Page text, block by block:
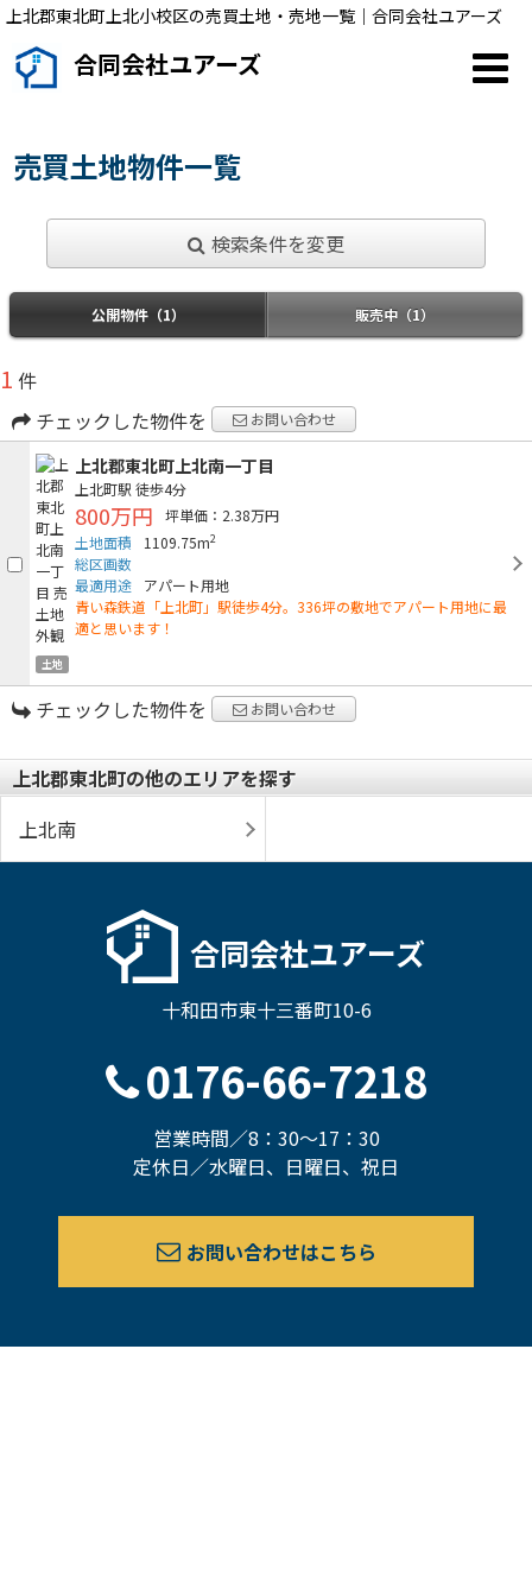
上北郡東北町上北小校区の売買土地・売地一覧｜合同会社ユアーズ
合同会社ユアーズ
売買土地物件一覧
検索条件を変更
公開物件（1） 販売中（1）
1 件
チェックした物件を
お問い合わせ
土地
上北郡東北町上北南一丁目
上北町駅 徒歩4分
800万円
坪単価：2.38万円
土地面積
1109.75m2
総区画数
最適用途
アパート用地
青い森鉄道「上北町」駅徒歩4分。336坪の敷地でアパート用地に最
適と思います！
チェックした物件を お問い合わせ
上北郡東北町の他のエリアを探す
上北南
合同会社ユアーズ
十和田市東十三番町10-6
0176-66-7218
営業時間／8：30～17：30
定休日／水曜日、日曜日、祝日
お問い合わせはこちら